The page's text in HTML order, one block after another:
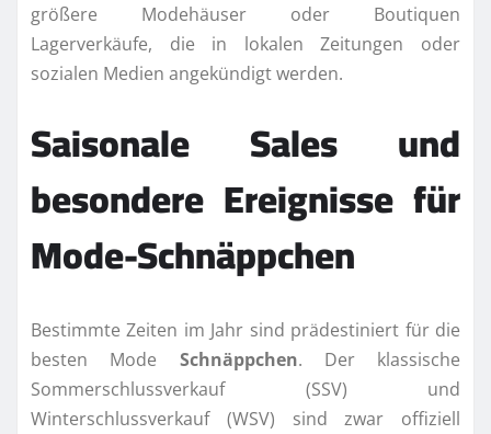
größere Modehäuser oder Boutiquen
Lagerverkäufe, die in lokalen Zeitungen oder
sozialen Medien angekündigt werden.
Saisonale Sales und
besondere Ereignisse für
Mode-Schnäppchen
Bestimmte Zeiten im Jahr sind prädestiniert für die
besten Mode Schnäppchen. Der klassische
Sommerschlussverkauf (SSV) und
Winterschlussverkauf (WSV) sind zwar offiziell